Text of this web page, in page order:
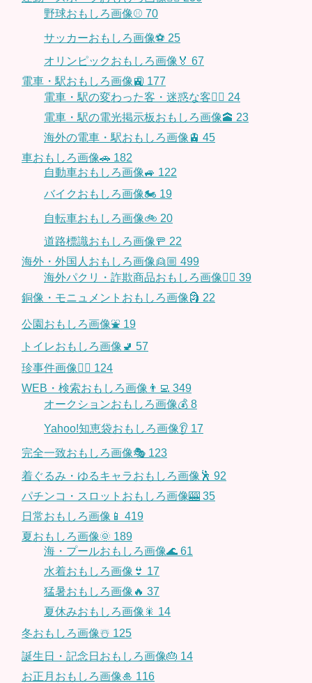
野球おもしろ画像⚾ 70
サッカーおもしろ画像⚽️ 25
オリンピックおもしろ画像🏅 67
電車・駅おもしろ画像🚉 177
電車・駅の変わった客・迷惑な客🤦‍♀️ 24
電車・駅の電光掲示板おもしろ画像🕋 23
海外の電車・駅おもしろ画像🚊 45
車おもしろ画像🚗 182
自動車おもしろ画像🚙 122
バイクおもしろ画像🏍 19
自転車おもしろ画像🚲 20
道路標識おもしろ画像🚥 22
海外・外国人おもしろ画像👱🏼 499
海外パクリ・詐欺商品おもしろ画像🙅‍♀️ 39
銅像・モニュメントおもしろ画像🗿 22
公園おもしろ画像⛲️ 19
トイレおもしろ画像🚽 57
珍事件画像👮‍♂️ 124
WEB・検索おもしろ画像👨‍💻 349
オークションおもしろ画像💰 8
Yahoo!知恵袋おもしろ画像👂 17
完全一致おもしろ画像🎭 123
着ぐるみ・ゆるキャラおもしろ画像🕺 92
パチンコ・スロットおもしろ画像🎰 35
日常おもしろ画像📱 419
夏おもしろ画像🌞 189
海・プールおもしろ画像🌊 61
水着おもしろ画像👙 17
猛暑おもしろ画像🔥 37
夏休みおもしろ画像🎇 14
冬おもしろ画像☃️ 125
誕生日・記念日おもしろ画像🎂 14
お正月おもしろ画像🎍 116